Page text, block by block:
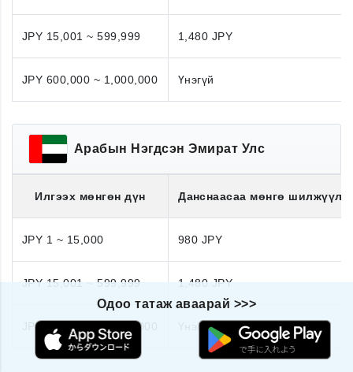
JPY 15,001 ~ 599,999 1,480 JPY
JPY 600,000 ~ 1,000,000 Үнэгүй
Арабын Нэгдсэн Эмират Улс
Илгээх мөнгөн дүн Данснаасаа мөнгө
JPY 1 ~ 15,000 980 JPY
JPY 15,001 ~ 599,999 1,480 JPY
JPY 600,000 ~ 1,000,000 Үнэгүй
Одоо татаж аваарай >>>